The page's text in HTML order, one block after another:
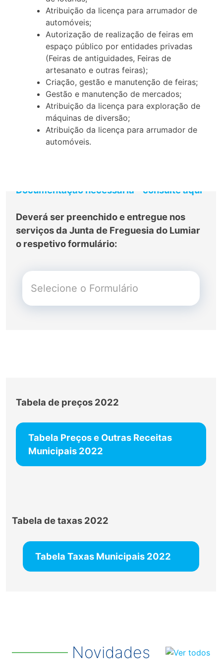
Atribuição da licença para arrumador de
automóveis;
Autorização de realização de feiras em
espaço público por entidades privadas
(Feiras de antiguidades, Feiras de
artesanato e outras feiras);
Criação, gestão e manutenção de feiras;
Gestão e manutenção de mercados;
Atribuição da licença para exploração de
máquinas de diversão;
Atribuição da licença para arrumador de
automóveis.
Documentação necessária – consulte aqui
Deverá ser preenchido e entregue nos
serviços da Junta de Freguesia do Lumiar
o respetivo formulário:
Tabela de preços 2022
Tabela Preços e Outras Receitas
Municipais 2022
Tabela de taxas 2022
Tabela Taxas Municipais 2022
Novidades